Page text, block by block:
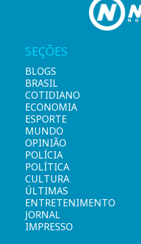
SEÇÕES
BLOGS
BRASIL
COTIDIANO
ECONOMIA
ESPORTE
MUNDO
OPINIÃO
POLÍCIA
POLÍTICA
CULTURA
ÚLTIMAS
ENTRETENIMENTO
JORNAL
IMPRESSO